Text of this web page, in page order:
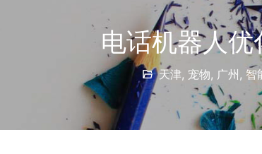
电话机器人
天津, 宠物, 广州 , 智